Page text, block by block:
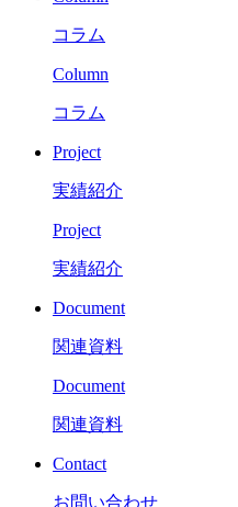
コラム
Column
コラム
Project
実績紹介
Project
実績紹介
Document
関連資料
Document
関連資料
Contact
お問い合わせ